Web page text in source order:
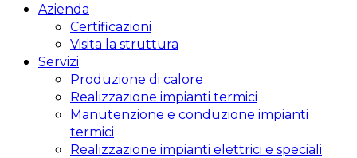
Azienda
Certificazioni
Visita la struttura
Servizi
Produzione di calore
Realizzazione impianti termici
Manutenzione e conduzione impianti
termici
Realizzazione impianti elettrici e speciali